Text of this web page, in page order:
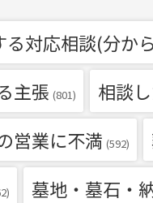
対応相談(分か
主張 (801) 相談
営業に不満 (592)
墓地・墓石・